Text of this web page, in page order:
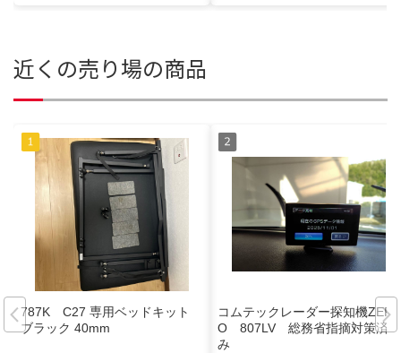
近くの売り場の商品
787K C27 専用ベッドキット
ブラック 40mm
コムテックレーダー探知機ZER
O 807LV 総務省指摘対策済
み